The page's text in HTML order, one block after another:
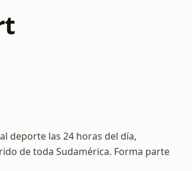
deporte las 24 horas del día,
de toda Sudamérica. Forma parte